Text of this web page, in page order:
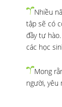
Nhiều
tập sẽ có
đầy tự
các học
Mong
người,